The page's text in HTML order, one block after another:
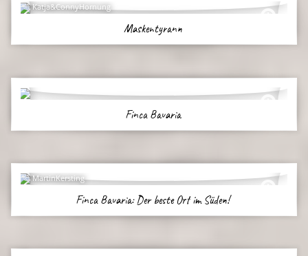
Katja&ConnyHornung
Maskentyrann
Finca Bavaria
MartinKersting
Finca Bavaria: Der beste Ort im Süden!